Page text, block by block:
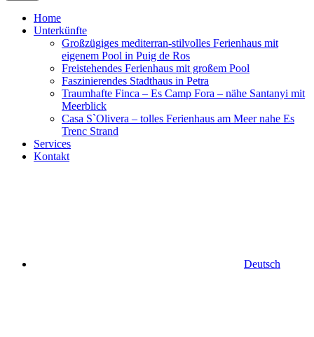
Home
Unterkünfte
Großzügiges mediterran-stilvolles Ferienhaus mit
eigenem Pool in Puig de Ros
Freistehendes Ferienhaus mit großem Pool
Faszinierendes Stadthaus in Petra
Traumhafte Finca – Es Camp Fora – nähe Santanyi mit
Meerblick
Casa S`Olivera – tolles Ferienhaus am Meer nahe Es
Trenc Strand
Services
Kontakt
Deutsch